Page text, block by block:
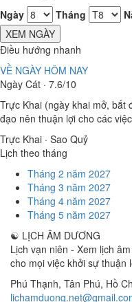
Ngày
Tháng
XEM NGÀY
Điều hướng nhanh
VỀ NGÀY HÔM NAY
Ngày Cát · 7.6/10
Trực Khai (ngày khai mở, bắt
đạo nên thuận lợi cho các
Trực Khai · Sao Quỷ
Lịch theo tháng
Tháng 2 năm 2027
Tháng 3 năm 2027
Tháng 4 năm 2027
Tháng 5 năm 2027
☯ LỊCH ÂM DƯƠNG
Lịch vạn niên - Xem lịch
cho mọi việc khởi sự thuận
Phú Thạnh, Tân Phú, Hồ